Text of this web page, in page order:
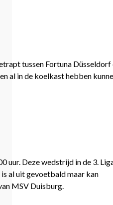
tussen Fortuna Düsseldorf
al in de koelkast hebben
uur. Deze wedstrijd in de 3.
al uit gevoetbald maar kan
MSV Duisburg.